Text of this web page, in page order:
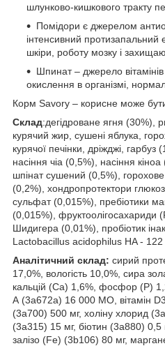
шлунково-кишкового тракту
Помідори є джерелом
інтенсивний
шкіри, роботу мозку і
Шпинат – джерело
окислення в організмі,
Корм Savory – корисне може
Склад:дегідроване ягня (30%),
курячий жир, сушені яблука,
курячої печінки, дріжджі,
насіння чіа (0,5%), насіння
шпінат сушений (0,5%),
(0,2%), хондропротектори
сульфат (0,015%), пребіотики
(0,015%), фруктоолігосахариди
Шидигера (0,01%), пробіотик
Lactobacillus acidophilus HA - 122
Аналітичний склад: сирий
17,0%, вологість 10,0%, сира
кальцій (Ca) 1,6%, фосфор (P)
А (3a672a) 16 000 МО, вітамін
(3a700) 500 мг, холіну хлорид
(3a315) 15 мг, біотин (3a880)
залізо (Fe) (3b106) 80 мг,